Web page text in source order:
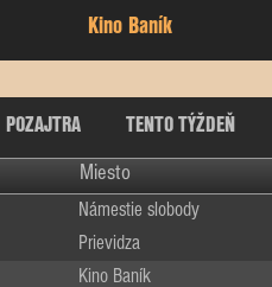
Kino Baník
POZAJTRA TENTO TÝŽDEŇ
Miesto
Námestie slobody
Prievidza
Kino Baník